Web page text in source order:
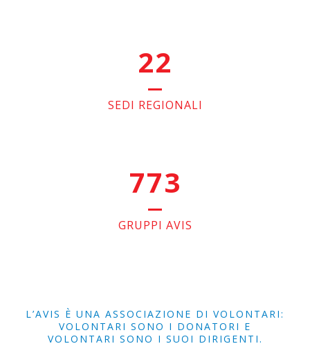
22
SEDI REGIONALI
773
GRUPPI AVIS
L’AVIS È UNA ASSOCIAZIONE DI VOLONTARI:
VOLONTARI SONO I DONATORI E
VOLONTARI SONO I SUOI DIRIGENTI.